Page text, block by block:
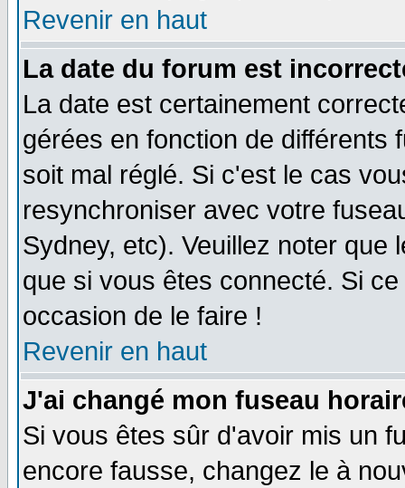
Revenir en haut
La date du forum est
La date est certainement
gérées en fonction de différents
soit mal réglé. Si c'est le cas
resynchroniser avec votre
Sydney, etc). Veuillez noter que
que si vous êtes connecté. Si
occasion de le faire !
Revenir en haut
J'ai changé mon fuseau
Si vous êtes sûr d'avoir mis un
encore fausse, changez le à